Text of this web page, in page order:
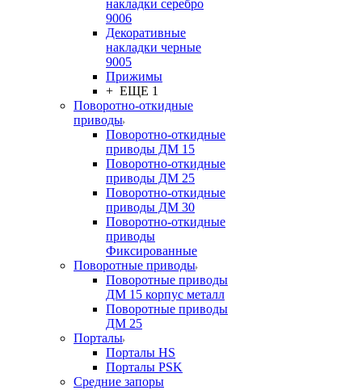
накладки серебро
9006
Декоративные
накладки черные
9005
Прижимы
+ ЕЩЕ 1
Поворотно-откидные
приводы
Поворотно-откидные
приводы ДМ 15
Поворотно-откидные
приводы ДМ 25
Поворотно-откидные
приводы ДМ 30
Поворотно-откидные
приводы
Фиксированные
Поворотные приводы
Поворотные приводы
ДМ 15 корпус металл
Поворотные приводы
ДМ 25
Порталы
Порталы HS
Порталы PSK
Средние запоры